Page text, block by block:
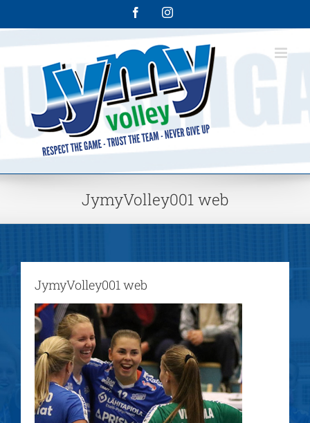
FacebookInstagram
JymyVolley001 web
JymyVolley001 web